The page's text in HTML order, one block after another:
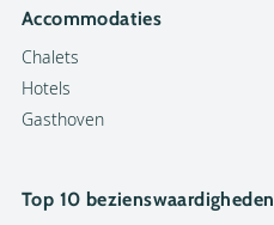
Accommodaties
Chalets
Hotels
Gasthoven
Top 10 bezienswaardigheden